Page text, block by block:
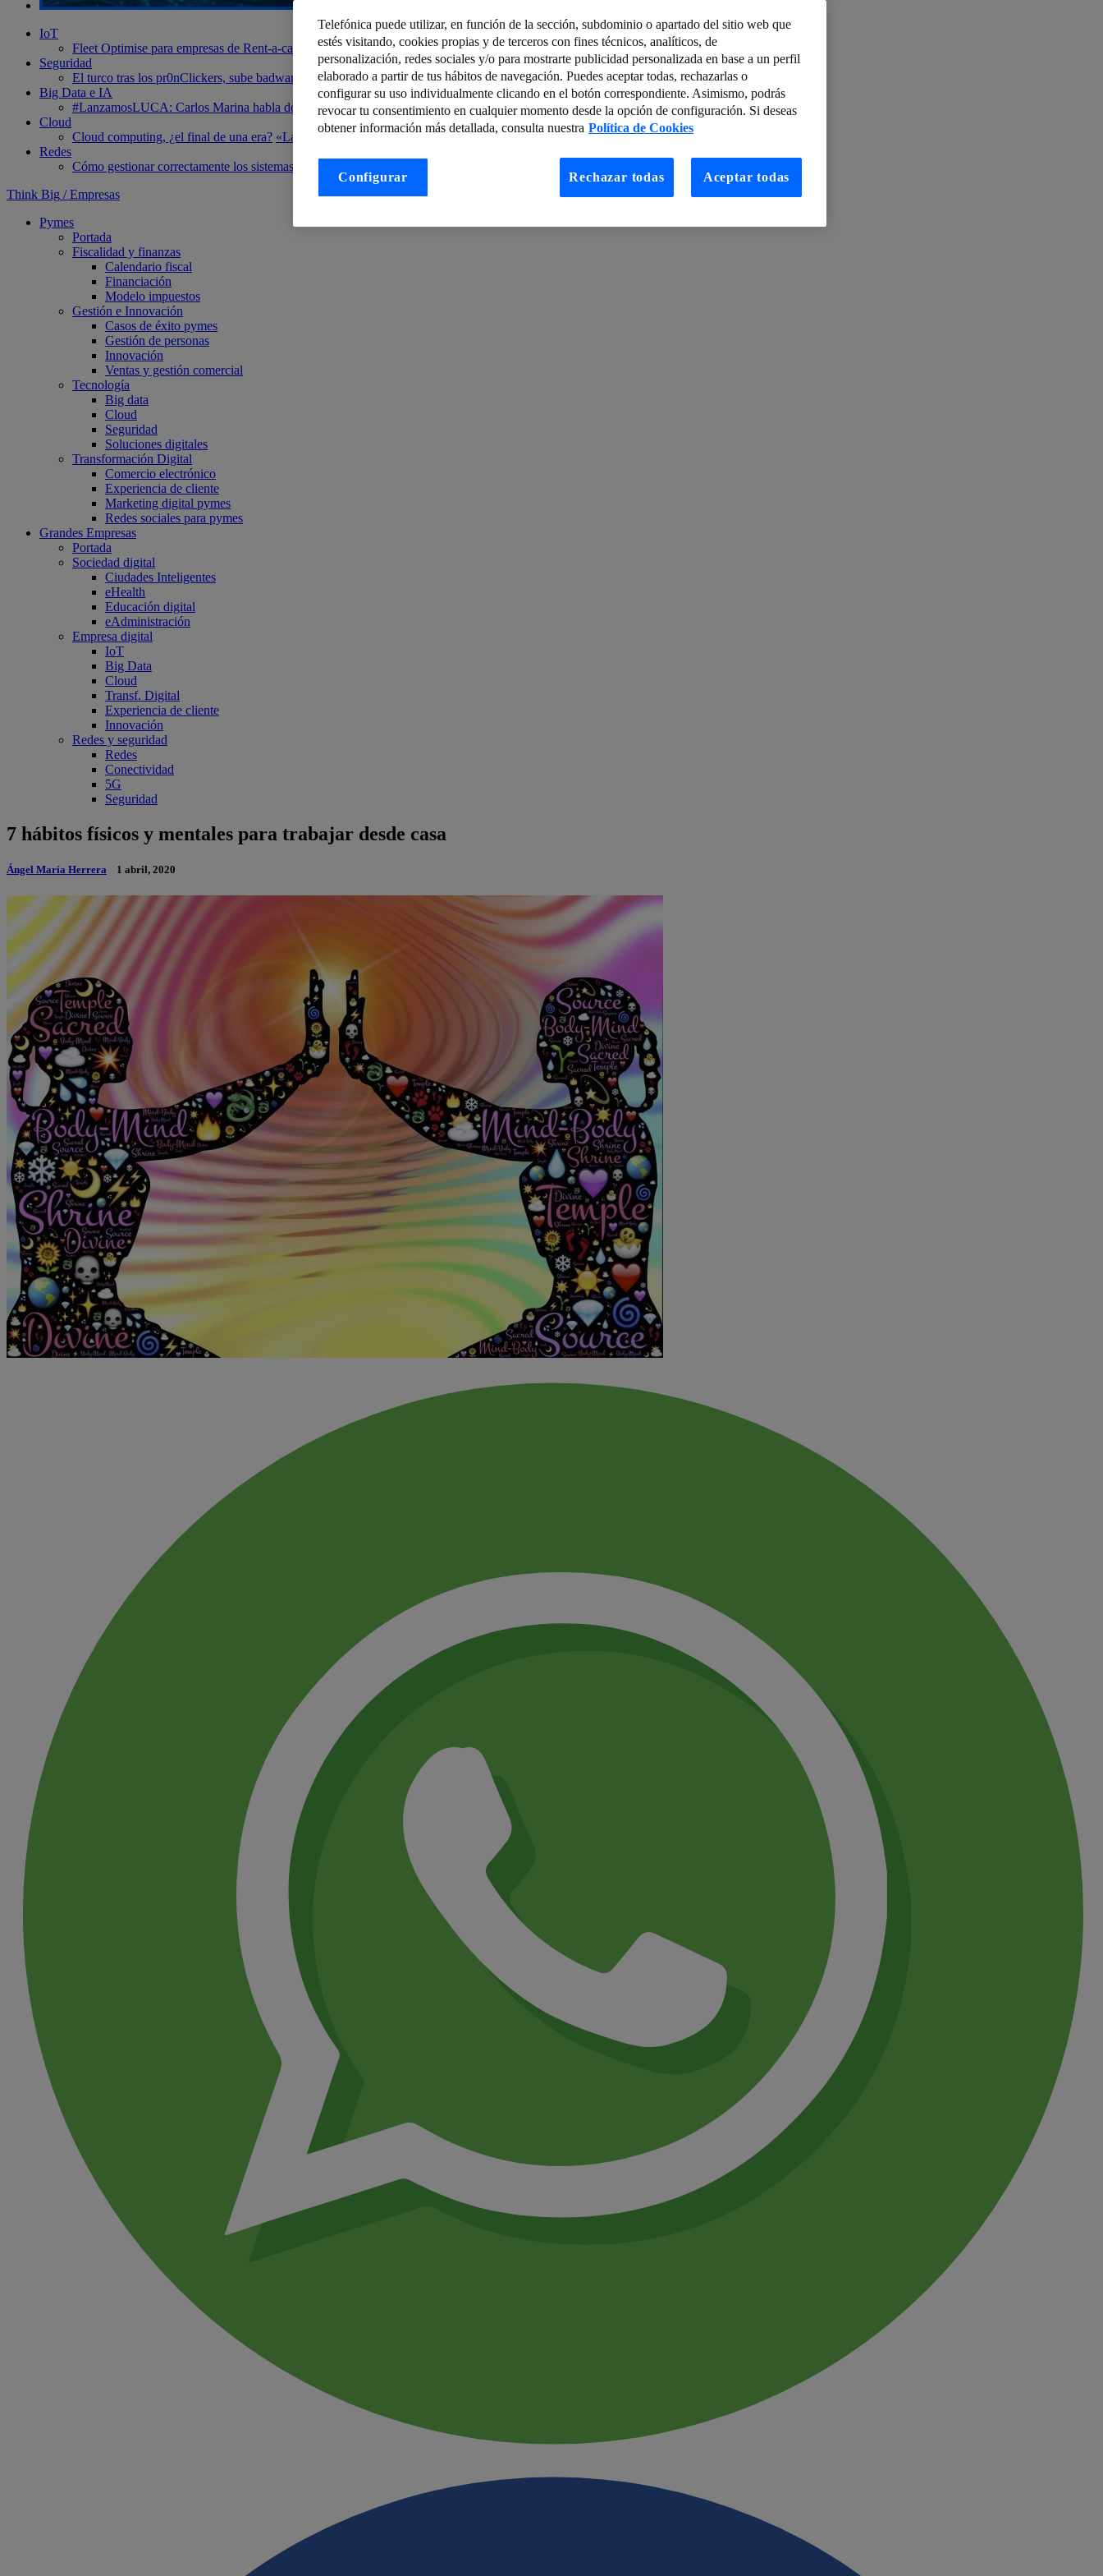
IoT
Fleet Optimise para empresas de Rent-a-car
Cómo saber lo ‘inteligente’ que es una Smart City
Seguridad
El turco tras los pr0nClickers, sube badware a Google Play por cuarta vez Cómo explotar en tres pasos la información de OpenStreetMap
Big Data e IA
#LanzamosLUCA: Carlos Marina habla de conversión y privacidad en retail Esta semana en el blog de LUCA: del 10 al 16 de Septiembre
Cloud
Cloud computing, ¿el final de una era? «Las fallas” del Mobile
Redes
Cómo gestionar correctamente los sistemas de monitoreo de red
Think Big / Empresas
Pymes
Portada
Fiscalidad y finanzas
Calendario fiscal
Financiación
Modelo impuestos
Gestión e Innovación
Casos de éxito pymes
Gestión de personas
Innovación
Ventas y gestión comercial
Tecnología
Big data
Cloud
Seguridad
Soluciones digitales
Transformación Digital
Comercio electrónico
Experiencia de cliente
Marketing digital pymes
Redes sociales para pymes
Grandes Empresas
Portada
Sociedad digital
Ciudades Inteligentes
eHealth
Educación digital
eAdministración
Empresa digital
IoT
Big Data
Cloud
Transf. Digital
Experiencia de cliente
Innovación
Redes y seguridad
Redes
Conectividad
5G
Seguridad
7 hábitos físicos y mentales para trabajar desde casa
Ángel María Herrera 1 abril, 2020
Telefónica puede utilizar, en función de la sección, subdominio o apartado del sitio web que
estés visitando, cookies propias y de terceros con fines técnicos, analíticos, de
personalización, redes sociales y/o para mostrarte publicidad personalizada en base a un perfil
elaborado a partir de tus hábitos de navegación. Puedes aceptar todas, rechazarlas o
configurar su uso individualmente clicando en el botón correspondiente. Asimismo, podrás
revocar tu consentimiento en cualquier momento desde la opción de configuración. Si deseas
obtener información más detallada, consulta nuestra Política de Cookies
Rechazar todas Aceptar todas
Configurar